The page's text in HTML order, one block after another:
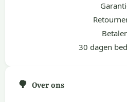
30 dagen
🌳 Over ons